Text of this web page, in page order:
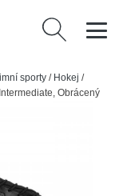
Vyhledávání
sporty / Hokej /
Obrácený